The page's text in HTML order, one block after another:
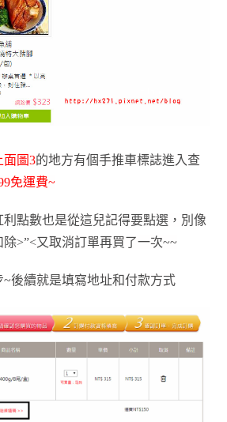
面圖3的地方有個手推車標誌進入查
免運費~
利點數也是從這兒記得要點選，別像
>”<又取消訂單再買了一次~~
後續就是填寫地址和付款方式